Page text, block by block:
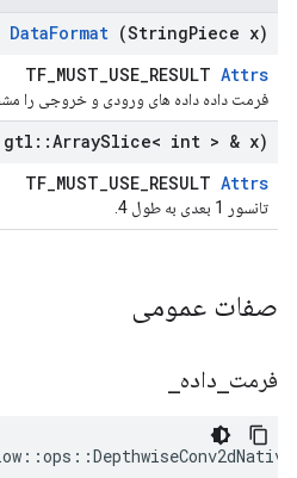
DataFormat (StringPiece x)
TF_MUST_USE_RESULT Attrs
فرمت داده داده های ورودی و خروجی را
gtl ::ArraySlice< int > & x)
TF_MUST_USE_RESULT Attrs
تانسور 1 بعدی به طول 4.
صفات عمومی
فرمت داده